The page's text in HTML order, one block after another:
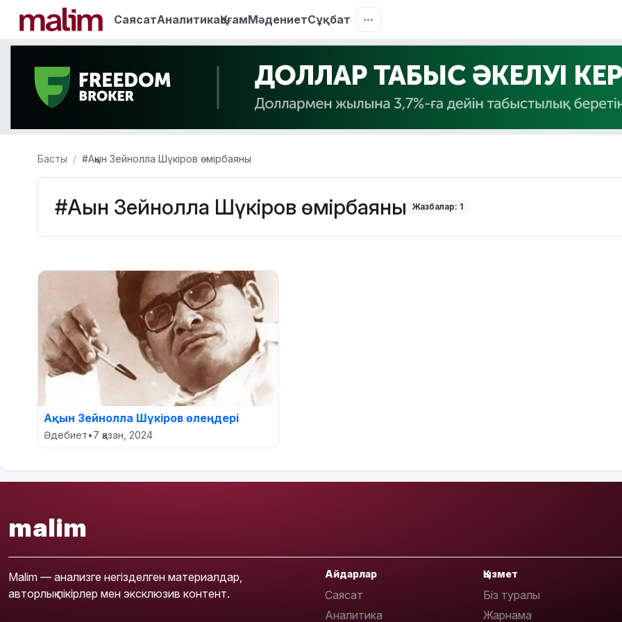
СаясатАналитикаҚоғамМәдениетСұқбат
Басты #Ақын Зейнолла Шүкіров өмірбаяны
#Ақын Зейнолла Шүкіров өмірбаяны Жазбалар: 1
Ақын Зейнолла Шүкіров өлеңдері
Әдебиет•7 қазан, 2024
malim
Malim — анализге негізделген материалдар,
авторлық пікірлер мен эксклюзив контент.
Айдарлар
Саясат
Аналитика
Қызмет
Біз туралы
Жарнама